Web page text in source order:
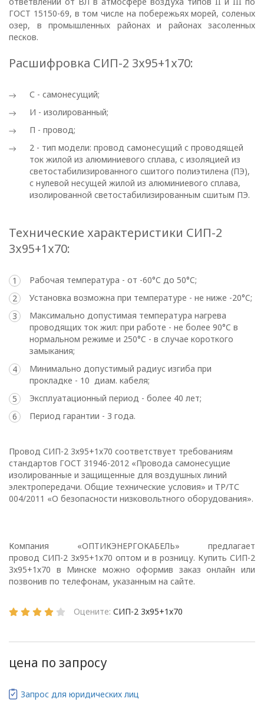
ГОСТ 15150-69, в том числе на побережьях морей, соленых
озер, в промышленных районах и районах засоленных
песков.
Расшифровка СИП-2 3х95+1х70:
С - самонесущий;
И - изолированный;
П - провод;
2 - тип модели: провод самонесущий с проводящей
ток жилой из алюминиевого сплава, с изоляцией из
светостабилизированного сшитого полиэтилена (ПЭ),
с нулевой несущей жилой из алюминиевого сплава,
изолированной светостабилизированным сшитым ПЭ.
Технические характеристики СИП-2
3х95+1х70:
Рабочая температура - от -60°C до 50°C;
Установка возможна при температуре - не ниже -20°C;
Максимально допустимая температура нагрева
проводящих ток жил: при работе - не более 90°C в
нормальном режиме и 250°C - в случае короткого
замыкания;
Минимально допустимый радиус изгиба при
прокладке - 10 диам. кабеля;
Эксплуатационный период - более 40 лет;
Период гарантии - 3 года.
Провод СИП-2 3х95+1х70 соответствует требованиям
стандартов ГОСТ 31946-2012 «Провода самонесущие
изолированные и защищенные для воздушных линий
электропередачи. Общие технические условия» и ТР/ТС
004/2011 «О безопасности низковольтного оборудования».
Компания «ОПТИКЭНЕРГОКАБЕЛЬ» предлагает
провод СИП-2 3х95+1х70 оптом и в розницу. Купить СИП-2
3х95+1х70 в Минске можно оформив заказ онлайн или
позвонив по телефонам, указанным на сайте.
Оцените: СИП-2 3х95+1х70
цена по запросу
Запрос для юридических лиц
ПОЛИТИКА
ОПЕРАТОРА
отношении
обработки
персональных
данных
Общество с ограниченной
ответственностью
«ОПТИКЭНЕРГОКАБЕЛЬ»
УТВЕРЖДАЮ
«ОПТИКЭНЕРГОКАБЕЛЬ»
В.А. Прокопчук _________​
г. Минск
Глава 1
Общие
1.1. Настоящая политика в
отношении обработки
в ООО
определяет
цели, принципы, способы,
персональных данных,